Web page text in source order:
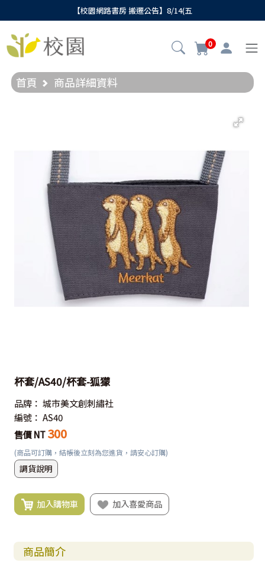
【校園網路書房 搬遷公告】8/14(五
0
首頁 商品詳細資料
杯套/AS40/杯套-狐獴
品牌： 城市美文創刺繡社
編號： AS40
售價 NT 300
(商品可訂購，結帳後立刻為您進貨，請安心訂購)
調貨說明
加入購物車 加入喜愛商品
商品簡介